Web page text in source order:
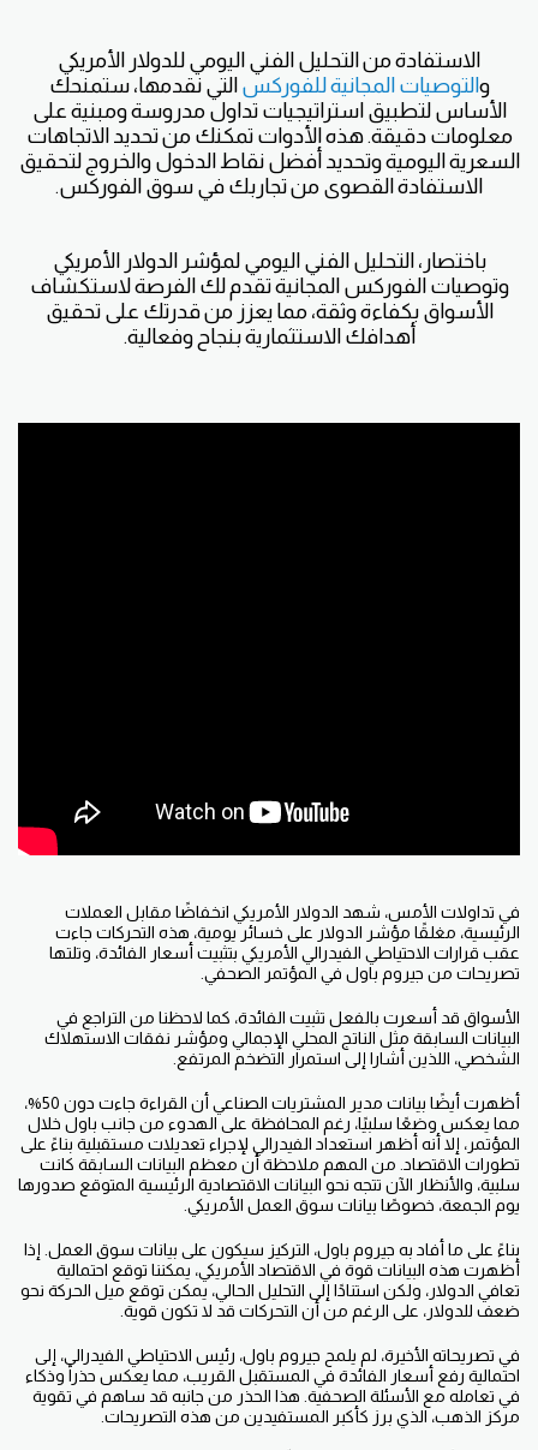
الاستفادة من التحليل الفني اليومي للدولار الأمريكي
والتوصيات المجانية للفوركس التي نقدمها، ستمنحك
الأساس لتطبيق استراتيجيات تداول مدروسة ومبنية على
معلومات دقيقة. هذه الأدوات تمكنك من تحديد الاتجاهات
السعرية اليومية وتحديد أفضل نقاط الدخول والخروج لتحقيق
الاستفادة القصوى من تجاربك في سوق الفوركس.
باختصار، التحليل الفني اليومي لمؤشر الدولار الأمريكي
وتوصيات الفوركس المجانية تقدم لك الفرصة لاستكشاف
الأسواق بكفاءة وثقة، مما يعزز من قدرتك على تحقيق
أهدافك الاستثمارية بنجاح وفعالية.
في تداولات الأمس، شهد الدولار الأمريكي انخفاضًا مقابل العملات
الرئيسية، مغلقًا مؤشر الدولار على خسائر يومية، هذه التحركات جاءت
عقب قرارات الاحتياطي الفيدرالي الأمريكي بتثبيت أسعار الفائدة، وتلتها
تصريحات من جيروم باول في المؤتمر الصحفي.
الأسواق قد أسعرت بالفعل تثبيت الفائدة، كما لاحظنا من التراجع في
البيانات السابقة مثل الناتج المحلي الإجمالي ومؤشر نفقات الاستهلاك
الشخصي، اللذين أشارا إلى استمرار التضخم المرتفع.
أظهرت أيضًا بيانات مدير المشتريات الصناعي أن القراءة جاءت دون 50%،
مما يعكس وضعًا سلبيًا، رغم المحافظة على الهدوء من جانب باول خلال
المؤتمر، إلا أنه أظهر استعداد الفيدرالي لإجراء تعديلات مستقبلية بناءً على
تطورات الاقتصاد. من المهم ملاحظة أن معظم البيانات السابقة كانت
سلبية، والأنظار الآن تتجه نحو البيانات الاقتصادية الرئيسية المتوقع صدورها
يوم الجمعة، خصوصًا بيانات سوق العمل الأمريكي.
بناءً على ما أفاد به جيروم باول، التركيز سيكون على بيانات سوق العمل. إذا
أظهرت هذه البيانات قوة في الاقتصاد الأمريكي، يمكننا توقع احتمالية
تعافي الدولار، ولكن استنادًا إلى التحليل الحالي، يمكن توقع ميل الحركة نحو
ضعف للدولار، على الرغم من أن التحركات قد لا تكون قوية.
في تصريحاته الأخيرة، لم يلمح جيروم باول، رئيس الاحتياطي الفيدرالي، إلى
احتمالية رفع أسعار الفائدة في المستقبل القريب، مما يعكس حذراً وذكاء
في تعامله مع الأسئلة الصحفية. هذا الحذر من جانبه قد ساهم في تقوية
مركز الذهب، الذي برز كأكبر المستفيدين من هذه التصريحات.